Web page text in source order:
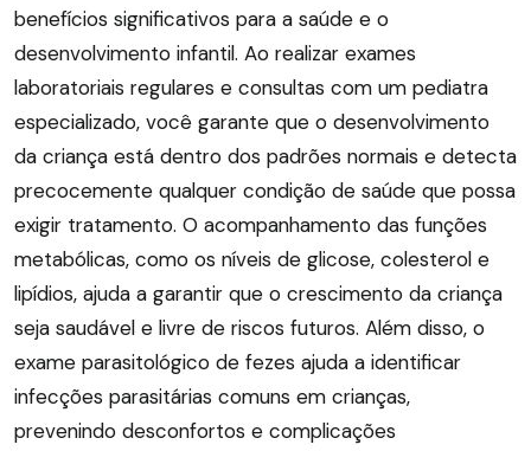
benefícios significativos para a saúde e o
desenvolvimento infantil. Ao realizar exames
laboratoriais regulares e consultas com um pediatra
especializado, você garante que o desenvolvimento
da criança está dentro dos padrões normais e detecta
precocemente qualquer condição de saúde que possa
exigir tratamento. O acompanhamento das funções
metabólicas, como os níveis de glicose, colesterol e
lipídios, ajuda a garantir que o crescimento da criança
seja saudável e livre de riscos futuros. Além disso, o
exame parasitológico de fezes ajuda a identificar
infecções parasitárias comuns em crianças,
prevenindo desconfortos e complicações